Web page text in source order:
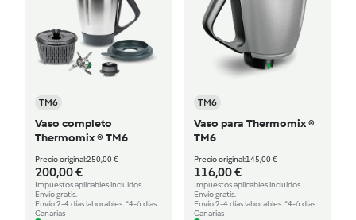
TM6
Vaso completo
Thermomix ® TM6
Precio original:250,00 €
200,00 €
Impuestos aplicables incluidos.
Envío gratis.
Envío 2-4 días laborables. *4-6 días
Canarias
TM6
Vaso para Thermomix ®
TM6
Precio original:145,00 €
116,00 €
Impuestos aplicables incluidos.
Envío gratis.
Envío 2-4 días laborables. *4-6 días
Canarias